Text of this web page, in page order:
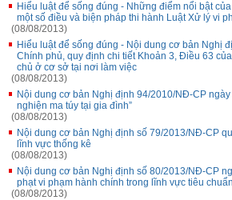
Hiểu luật để sống đúng - Những điểm nổi bật
một số điều và biện pháp thi hành Luật Xử lý vi
(08/08/2013)
Hiểu luật để sống đúng - Nội dung cơ bản Nghị
Chính phủ, quy định chi tiết Khoản 3, Điều 63
chủ ở cơ sở tại nơi làm việc
(08/08/2013)
Nội dung cơ bản Nghị định 94/2010/NĐ-CP
nghiện ma túy tại gia đình”
(08/08/2013)
Nội dung cơ bản Nghị định số 79/2013/NĐ-CP
lĩnh vực thống kê
(08/08/2013)
Nội dung cơ bản Nghị định số 80/2013/NĐ-CP
phạt vi phạm hành chính trong lĩnh vực tiêu
(08/08/2013)